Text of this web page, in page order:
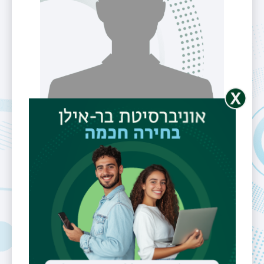
פרופ'
Giusepee
Cavaliere
אוניברסיטה
אוניברסיטת
בולוניה